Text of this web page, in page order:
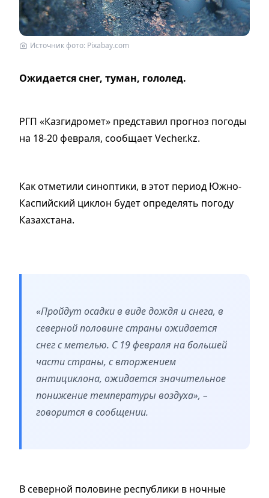
Источник фото: Pixabay.com
Ожидается снег, туман, гололед.
РГП «Казгидромет» представил прогноз погоды
на 18-20 февраля, сообщает Vecher.kz.
Как отметили синоптики, в этот период Южно-
Каспийский циклон будет определять погоду
Казахстана.
«Пройдут осадки в виде дождя и снега, в
северной половине страны ожидается
снег с метелью. С 19 февраля на большей
части страны, с вторжением
антициклона, ожидается значительное
понижение температуры воздуха», –
говорится в сообщении.
В северной половине республики в ночные